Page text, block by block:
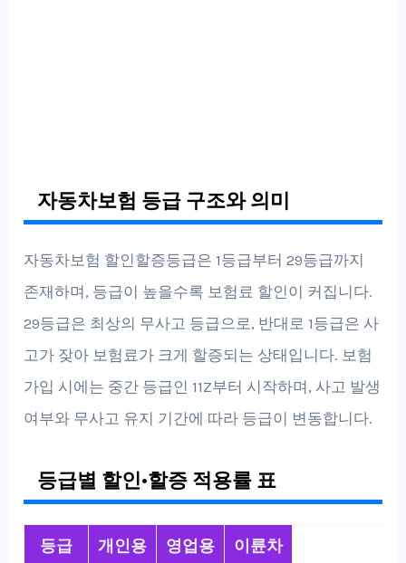
자동차보험 등급 구조와 의미
자동차보험 할인할증등급은 1등급부터 29등급까지
존재하며, 등급이 높을수록 보험료 할인이 커집니다.
29등급은 최상의 무사고 등급으로, 반대로 1등급은 사
고가 잦아 보험료가 크게 할증되는 상태입니다. 보험
가입 시에는 중간 등급인 11Z부터 시작하며, 사고 발생
여부와 무사고 유지 기간에 따라 등급이 변동합니다.
등급별 할인·할증 적용률 표
등급 개인용 영업용 이륜차